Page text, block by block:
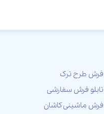
فرش طرح ترک
تابلو فرش سفارشی
فرش ماشینی کاشان